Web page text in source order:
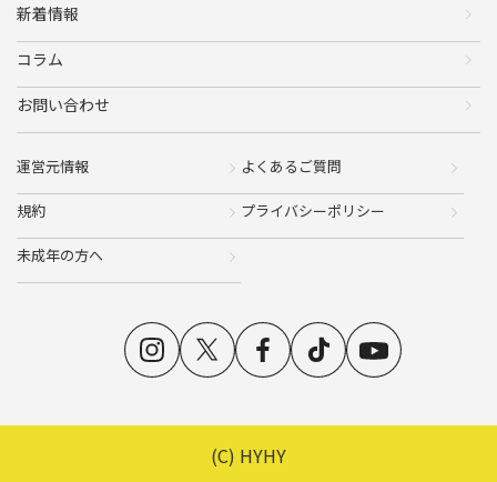
新着情報
コラム
お問い合わせ
運営元情報 よくあるご質問
規約 プライバシーポリシー
未成年の方へ
(C) HYHY